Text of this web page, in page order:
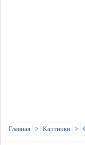
Главная > Картинки >